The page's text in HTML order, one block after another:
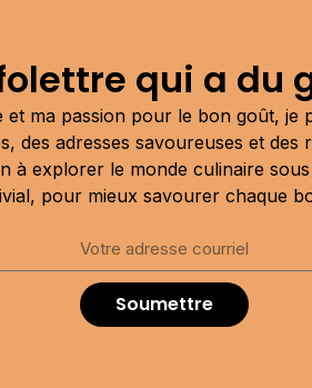
de comfort food à toute heure,
qui a du
et ma passion pour le bon goût, je
des adresses savoureuses et des
à explorer le monde culinaire
pour mieux savourer chaque
Soumettre